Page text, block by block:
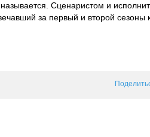
Сценаристом и
за первый и второй